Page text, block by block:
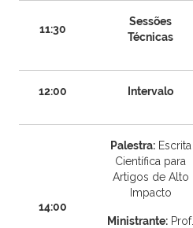
11:30
Sessões
Técnicas
12:00 Intervalo
14:00
Palestra:Escrita
Científica para
Artigos de Alto
Impacto
Ministrante: Prof.